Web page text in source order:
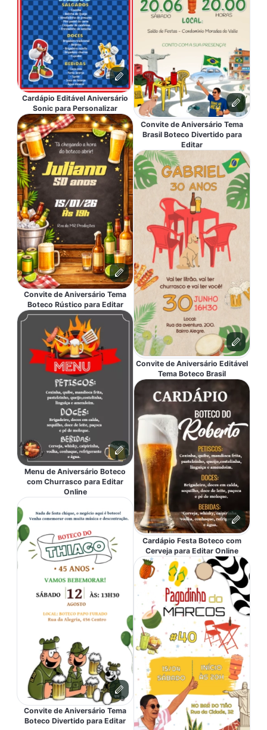
Cardápio Editável Aniversário
Sonic para Personalizar
Convite de Aniversário Tema
Boteco Rústico para Editar
Menu de Aniversário Boteco
com Churrasco para Editar
Online
Convite de Aniversário Tema
Boteco Divertido para Editar
Convite de Aniversário Tema
Brasil Boteco Divertido para
Editar
Convite de Aniversário Editável
Tema Boteco Brasil
Cardápio Festa Boteco com
Cerveja para Editar Online